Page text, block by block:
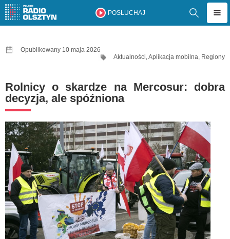
POSŁUCHAJ
Opublikowany 10 maja 2026
Aktualności,Aplikacja mobilna, Regiony
Rolnicy o skardze na Mercosur: dobra
decyzja, ale spóźniona